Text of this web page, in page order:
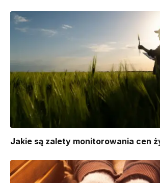
Jakie są zalety monitorowania cen